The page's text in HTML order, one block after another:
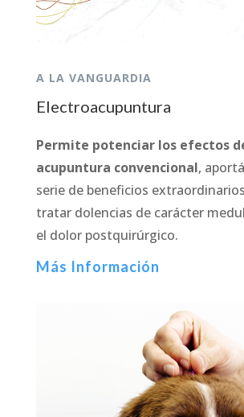
A LA VANGUARDIA
Electroacupuntura
Permite potenciar los efectos
acupuntura convencional,
serie de beneficios
tratar dolencias de carácter
el dolor postquirúrgico.
Más Información